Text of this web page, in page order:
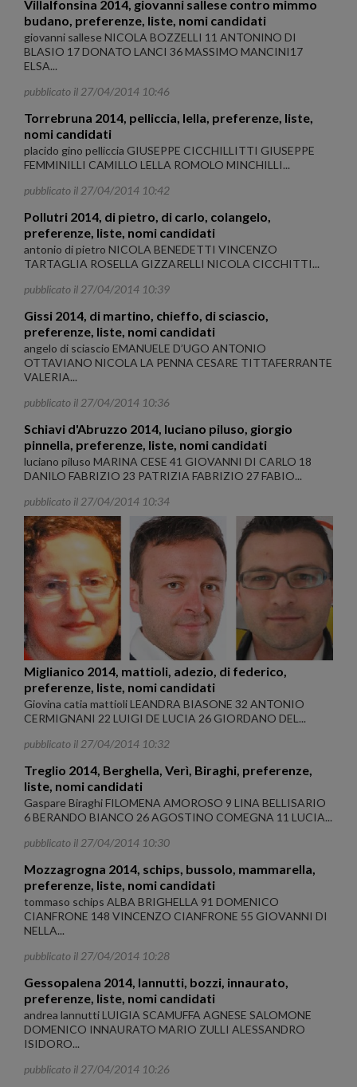
Villalfonsina 2014, giovanni sallese contro mimmo
budano, preferenze, liste, nomi candidati
giovanni sallese NICOLA BOZZELLI 11 ANTONINO DI
BLASIO 17 DONATO LANCI 36 MASSIMO MANCINI17
ELSA...
pubblicato il 27/04/2014 10:46
Torrebruna 2014, pelliccia, lella, preferenze, liste,
nomi candidati
placido gino pelliccia GIUSEPPE CICCHILLITTI GIUSEPPE
FEMMINILLI CAMILLO LELLA ROMOLO MINCHILLI...
pubblicato il 27/04/2014 10:42
Pollutri 2014, di pietro, di carlo, colangelo,
preferenze, liste, nomi candidati
antonio di pietro NICOLA BENEDETTI VINCENZO
TARTAGLIA ROSELLA GIZZARELLI NICOLA CICCHITTI...
pubblicato il 27/04/2014 10:39
Gissi 2014, di martino, chieffo, di sciascio,
preferenze, liste, nomi candidati
angelo di sciascio EMANUELE D’UGO ANTONIO
OTTAVIANO NICOLA LA PENNA CESARE TITTAFERRANTE
VALERIA...
pubblicato il 27/04/2014 10:36
Schiavi d'Abruzzo 2014, luciano piluso, giorgio
pinnella, preferenze, liste, nomi candidati
luciano piluso MARINA CESE 41 GIOVANNI DI CARLO 18
DANILO FABRIZIO 23 PATRIZIA FABRIZIO 27 FABIO...
pubblicato il 27/04/2014 10:34
Miglianico 2014, mattioli, adezio, di federico,
preferenze, liste, nomi candidati
Giovina catia mattioli LEANDRA BIASONE 32 ANTONIO
CERMIGNANI 22 LUIGI DE LUCIA 26 GIORDANO DEL...
pubblicato il 27/04/2014 10:32
Treglio 2014, Berghella, Verì, Biraghi, preferenze,
liste, nomi candidati
Gaspare Biraghi FILOMENA AMOROSO 9 LINA BELLISARIO
6 BERANDO BIANCO 26 AGOSTINO COMEGNA 11 LUCIA...
pubblicato il 27/04/2014 10:30
Mozzagrogna 2014, schips, bussolo, mammarella,
preferenze, liste, nomi candidati
tommaso schips ALBA BRIGHELLA 91 DOMENICO
CIANFRONE 148 VINCENZO CIANFRONE 55 GIOVANNI DI
NELLA...
pubblicato il 27/04/2014 10:28
Gessopalena 2014, lannutti, bozzi, innaurato,
preferenze, liste, nomi candidati
andrea lannutti LUIGIA SCAMUFFA AGNESE SALOMONE
DOMENICO INNAURATO MARIO ZULLI ALESSANDRO
ISIDORO...
pubblicato il 27/04/2014 10:26